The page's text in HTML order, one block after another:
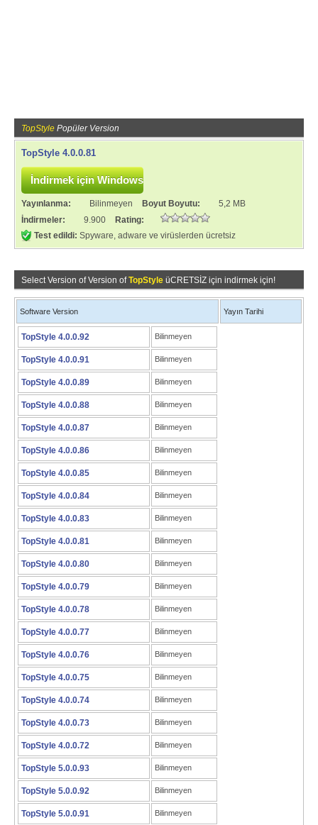
TopStyle Popüler Version
TopStyle 4.0.0.81
Yayınlanma: Bilinmeyen Boyut Boyutu:
5,2 MB
İndirmeler:
9.900
Rating:
Test edildi: Spyware, adware ve virüslerden ücretsiz
Select Version of Version ofTopStyle üCRETSİZ için indirmek için!
Software Version Yayın Tarihi
TopStyle 4.0.0.92 Bilinmeyen
TopStyle 4.0.0.91 Bilinmeyen
TopStyle 4.0.0.89 Bilinmeyen
TopStyle 4.0.0.88 Bilinmeyen
TopStyle 4.0.0.87 Bilinmeyen
TopStyle 4.0.0.86 Bilinmeyen
TopStyle 4.0.0.85 Bilinmeyen
TopStyle 4.0.0.84 Bilinmeyen
TopStyle 4.0.0.83 Bilinmeyen
TopStyle 4.0.0.81 Bilinmeyen
TopStyle 4.0.0.80 Bilinmeyen
TopStyle 4.0.0.79 Bilinmeyen
TopStyle 4.0.0.78 Bilinmeyen
TopStyle 4.0.0.77 Bilinmeyen
TopStyle 4.0.0.76 Bilinmeyen
TopStyle 4.0.0.75 Bilinmeyen
TopStyle 4.0.0.74 Bilinmeyen
TopStyle 4.0.0.73 Bilinmeyen
TopStyle 4.0.0.72 Bilinmeyen
TopStyle 5.0.0.93 Bilinmeyen
TopStyle 5.0.0.92 Bilinmeyen
TopStyle 5.0.0.91 Bilinmeyen